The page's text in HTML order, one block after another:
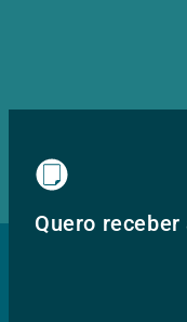
Quero